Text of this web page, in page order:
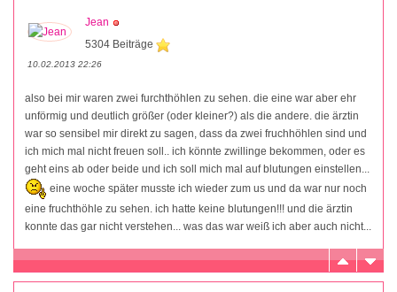
Jean
5304 Beiträge
10.02.2013 22:26
also bei mir waren zwei furchthöhlen zu sehen. die eine war aber ehr
unförmig und deutlich größer (oder kleiner?) als die andere. die ärztin
war so sensibel mir direkt zu sagen, dass da zwei fruchhöhlen sind und
ich mich mal nicht freuen soll.. ich könnte zwillinge bekommen, oder es
geht eins ab oder beide und ich soll mich mal auf blutungen einstellen...
eine woche später musste ich wieder zum us und da war nur noch
eine fruchthöhle zu sehen. ich hatte keine blutungen!!! und die ärztin
konnte das gar nicht verstehen... was das war weiß ich aber auch nicht...